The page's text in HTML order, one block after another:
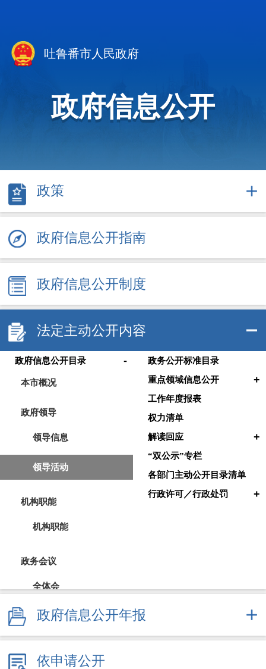
吐鲁番市人民政府
政府信息公开
政策
政府信息公开指南
政府信息公开制度
法定主动公开内容
政府信息公开目录 -
本市概况
政府领导
领导信息
领导活动
机构职能
机构职能
政务会议
全体会
常务会
政务公开标准目录
重点领域信息公开
+
工作年度报表
权力清单
解读回应
+
“双公示”专栏
各部门主动公开目录清单
行政许可／行政处罚
+
政府信息公开年报
依申请公开